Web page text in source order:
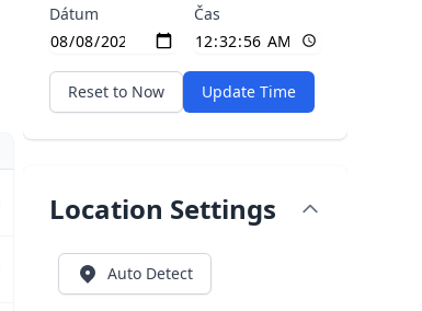
Dátum Čas
Reset to Now Update Time
Location Settings
Auto Detect